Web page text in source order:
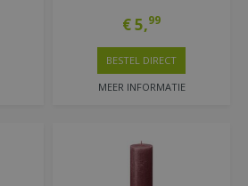
€5,99
MEER INFORMATIE
BESTEL DIRECT